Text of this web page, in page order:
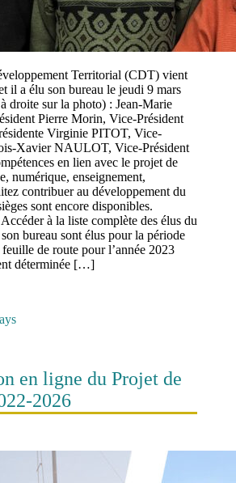
Territorial (CDT) vient
il a élu son bureau le jeudi 9 mars
droite sur la photo) : Jean-Marie
Pierre Morin, Vice-Président
Virginie PITOT, Vice-
Xavier NAULOT, Vice-Président
en lien avec le projet de
numérique, enseignement,
contribuer au développement du
sont encore disponibles.
à la liste complète des élus du
bureau sont élus pour la période
de route pour l’année 2023
déterminée […]
en ligne du Projet de
2026